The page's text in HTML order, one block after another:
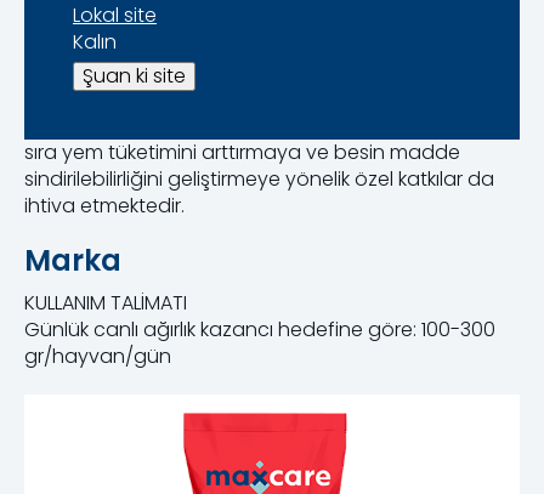
Lokal site
Kalın
Şuan ki site
Besi sığırlarının hedeflenen günlük canlı ağırlık
kazancına ulaşması, yüksek performans, etkin rumen
performansı ve karlı bir üretim dönemi için ihtiyaç
sıra yem tüketimini arttırmaya ve besin madde
sindirilebilirliğini geliştirmeye yönelik özel katkılar da
ihtiva etmektedir.
Marka
KULLANIM TALİMATI
Günlük canlı ağırlık kazancı hedefine göre: 100-300
gr/hayvan/gün